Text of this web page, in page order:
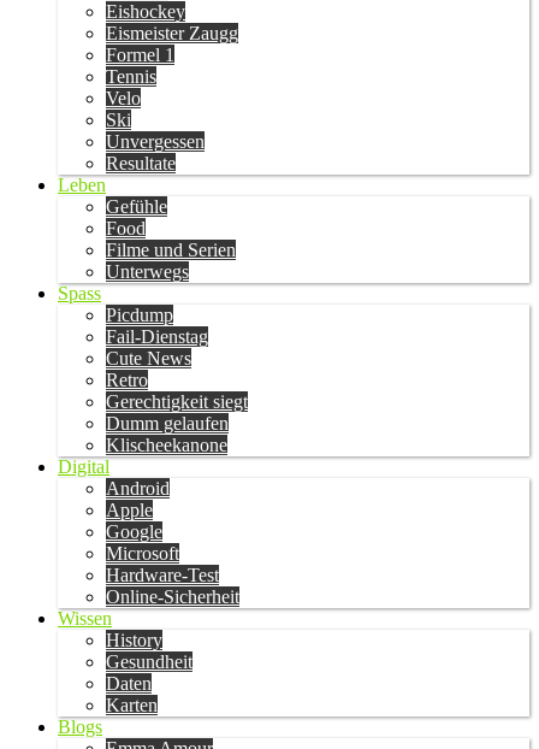
Eishockey
Eismeister Zaugg
Formel 1
Tennis
Velo
Ski
Unvergessen
Resultate
Leben
Gefühle
Food
Filme und Serien
Unterwegs
Spass
Picdump
Fail-Dienstag
Cute News
Retro
Gerechtigkeit siegt
Dumm gelaufen
Klischeekanone
Digital
Android
Apple
Google
Microsoft
Hardware-Test
Online-Sicherheit
Wissen
History
Gesundheit
Daten
Karten
Blogs